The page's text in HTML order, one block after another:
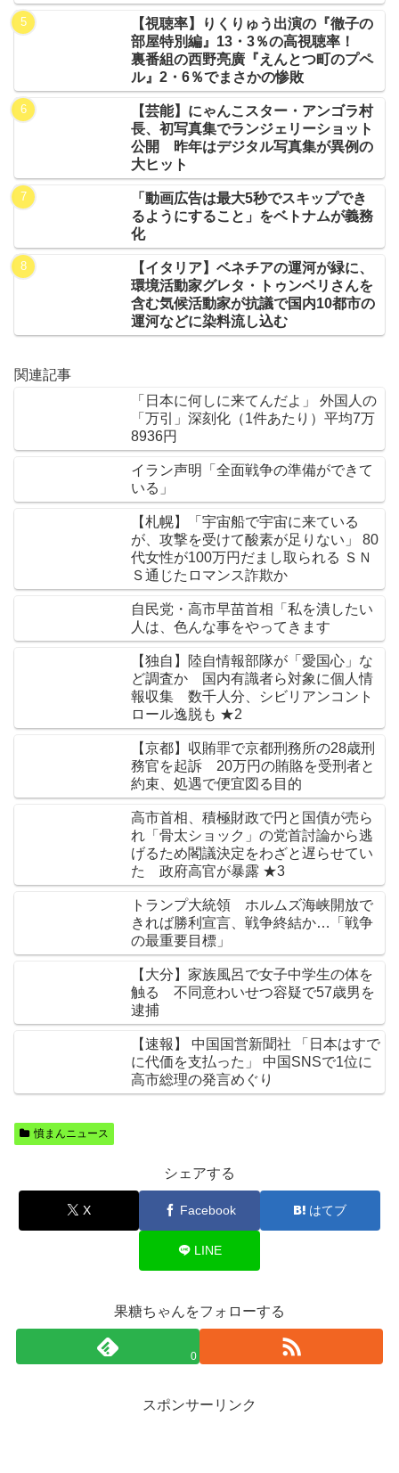
【視聴率】りくりゅう出演の『徹子の
部屋特別編』13・3％の高視聴率！
裏番組の西野亮廣『えんとつ町のプペ
ル』2・6％でまさかの惨敗
【芸能】にゃんこスター・アンゴラ村
長、初写真集でランジェリーショット
公開 昨年はデジタル写真集が異例の
大ヒット
「動画広告は最大5秒でスキップでき
るようにすること」をベトナムが義務
化
【イタリア】ベネチアの運河が緑に、
環境活動家グレタ・トゥンベリさんを
含む気候活動家が抗議で国内10都市の
運河などに染料流し込む
関連記事
「日本に何しに来てんだよ」 外国人の
「万引」深刻化（1件あたり）平均7万
8936円
イラン声明「全面戦争の準備ができて
いる」
【札幌】「宇宙船で宇宙に来ている
が、攻撃を受けて酸素が足りない」 80
代女性が100万円だまし取られる ＳＮ
Ｓ通じたロマンス詐欺か
自民党・高市早苗首相「私を潰したい
人は、色んな事をやってきます
【独自】陸自情報部隊が「愛国心」な
ど調査か 国内有識者ら対象に個人情
報収集 数千人分、シビリアンコント
ロール逸脱も ★2
【京都】収賄罪で京都刑務所の28歳刑
務官を起訴 20万円の賄賂を受刑者と
約束、処遇で便宜図る目的
高市首相、積極財政で円と国債が売ら
れ「骨太ショック」の党首討論から逃
げるため閣議決定をわざと遅らせてい
た 政府高官が暴露 ★3
トランプ大統領 ホルムズ海峡開放で
きれば勝利宣言、戦争終結か…「戦争
の最重要目標」
【大分】家族風呂で女子中学生の体を
触る 不同意わいせつ容疑で57歳男を
逮捕
【速報】 中国国営新聞社 「日本はすで
に代価を支払った」 中国SNSで1位に
高市総理の発言めぐり
憤まんニュース
シェアする
X Facebook はてブ
LINE
果糖ちゃんをフォローする
0
スポンサーリンク